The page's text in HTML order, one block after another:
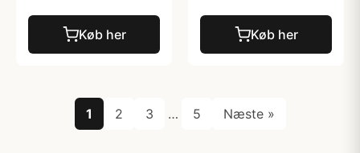
Køb her Køb her
1 2 3 … 5 Næste »